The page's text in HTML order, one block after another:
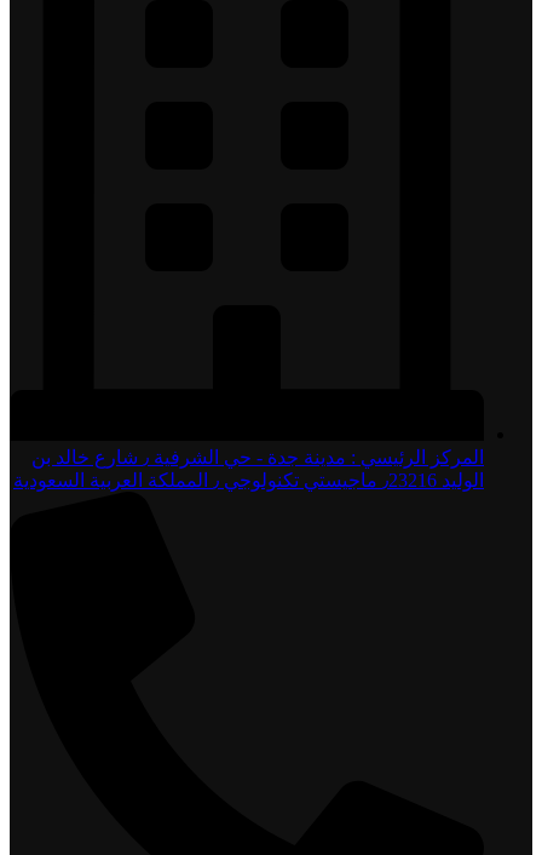
المركز الرئيسي : مدينة جدة - حي الشرفية ٫ شارع خالد بن
الوليد ٫23216 ماجيستي تكنولوجي ٫ المملكة العربية السعودية